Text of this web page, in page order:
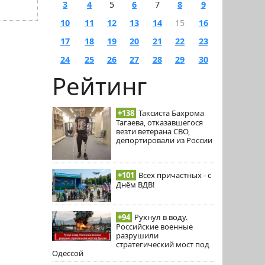
3
4 5 6 7 8
9
10
11 12 13 14 15
16
17
18 19 20 21 22
23
24
25 26 27 28 29 30
Рейтинг
+138 Таксиста Бахрома
Тагаева, отказавшегося
везти ветерана СВО,
депортировали из России
+101 Всех причастных - с
Днём ВДВ!
+94 Рухнул в воду.
Российские военные
разрушили
стратегический мост под
Одессой